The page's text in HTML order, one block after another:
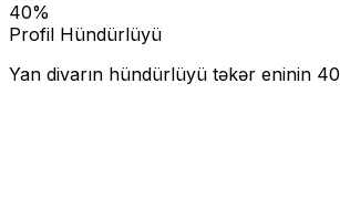
40%
Profil Hündürlüyü
Yan divarın hündürlüyü təkər eninin 40